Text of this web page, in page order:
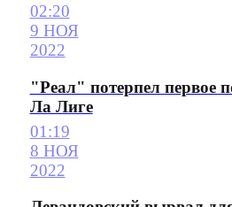
02:20
9 НОЯ
2022
"Реал" потерпел первое
Ла Лиге
01:19
8 НОЯ
2022